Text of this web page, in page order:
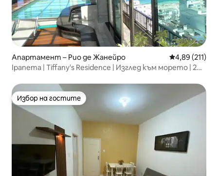
Апартамент – Рио де Жанейро Средна
4,89 (211)
Ipanema | Tiffany's Residence | Изглед към морето | 2
Избор на гостите
Избор на гостите